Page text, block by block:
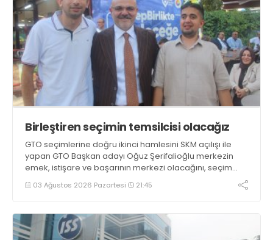
Birleştiren seçimin temsilcisi olacağız
GTO seçimlerine doğru ikinci hamlesini SKM açılışı ile
yapan GTO Başkan adayı Oğuz Şerifalioğlu merkezin
emek, istişare ve başarının merkezi olacağını, seçim
günlerine kadar birleştiren ve seviyeli seçimin temsilcisi
olacaklarını söyledi
03 Ağustos 2026 Pazartesi 21:45